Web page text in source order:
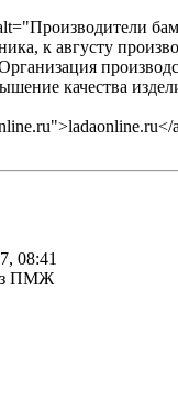
к августу
качества
08:41
ПМЖ